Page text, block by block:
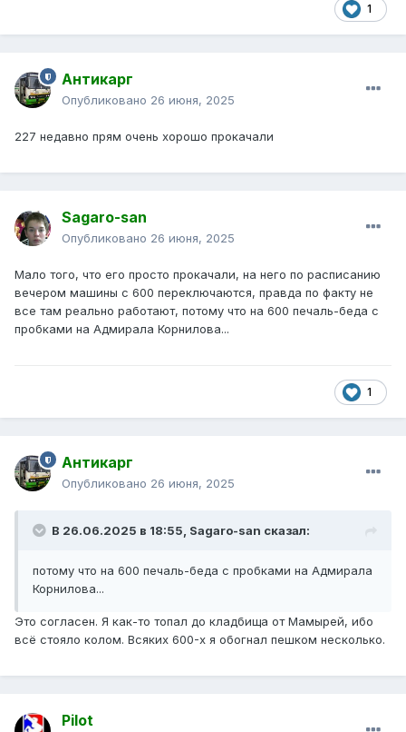
1
Антикарг
Опубликовано 26 июня, 2025
227 недавно прям очень хорошо прокачали
Sagaro-san
Опубликовано 26 июня, 2025
Мало того, что его просто прокачали, на него по расписанию
вечером машины с 600 переключаются, правда по факту не
все там реально работают, потому что на 600 печаль-беда с
пробками на Адмирала Корнилова...
1
Антикарг
Опубликовано 26 июня, 2025
В 26.06.2025 в 18:55, Sagaro-san сказал:
потому что на 600 печаль-беда с пробками на Адмирала
Корнилова...
Это согласен. Я как-то топал до кладбища от Мамырей, ибо
всё стояло колом. Всяких 600-х я обогнал пешком несколько.
Pilot